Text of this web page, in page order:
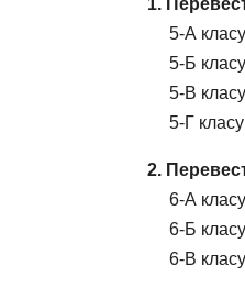
1.
5-А класу
5-Б класу
5-В класу
5-Г класу
2.
6-А класу
6-Б класу
6-В класу